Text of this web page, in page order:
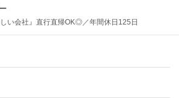
しい会社』直行直帰OK◎／年間休日125日